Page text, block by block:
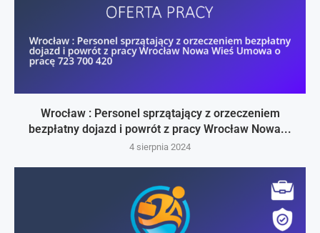
Wrocław : Personel sprzątający z orzeczeniem
bezpłatny dojazd i powrót z pracy Wrocław Nowa...
4 sierpnia 2024